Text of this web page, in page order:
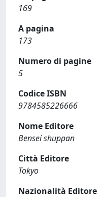
169
A pagina
173
Numero di pagine
5
Codice ISBN
9784585226666
Nome Editore
Bensei shuppan
Città Editore
Tokyo
Nazionalità Editore